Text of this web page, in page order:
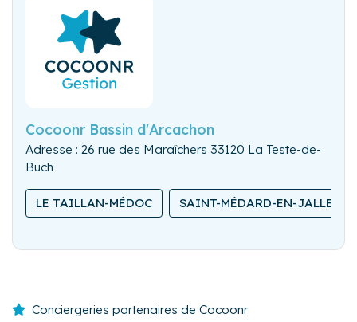
Cocoonr Bassin d'Arcachon
Adresse : 26 rue des Maraîchers 33120 La Teste-de-
Buch
LE TAILLAN-MÉDOC SAINT-MÉDARD-EN-JALLES
Conciergeries partenaires de Cocoonr